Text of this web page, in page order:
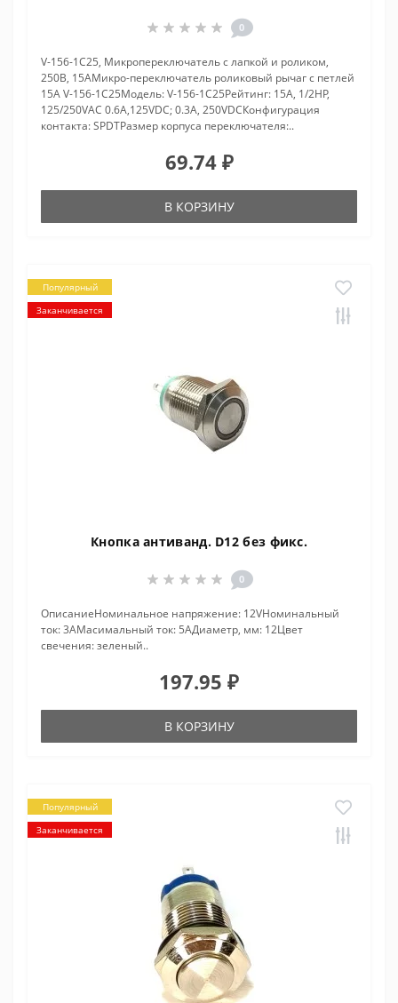
0
V-156-1C25, Микропереключатель с лапкой и роликом,
250В, 15АМикро-переключатель роликовый рычаг с петлей
15A V-156-1C25Модель: V-156-1C25Рейтинг: 15A, 1/2HP,
125/250VAC 0.6A,125VDC; 0.3A, 250VDCКонфигурация
контакта: SPDTРазмер корпуса переключателя:..
69.74 ₽
В КОРЗИНУ
Популярный
Заканчивается
Кнопка антиванд. D12 без фикс.
0
ОписаниеНоминальное напряжение: 12VНоминальный
ток: 3AМасимальный ток: 5AДиаметр, мм: 12Цвет
свечения: зеленый..
197.95 ₽
В КОРЗИНУ
Популярный
Заканчивается